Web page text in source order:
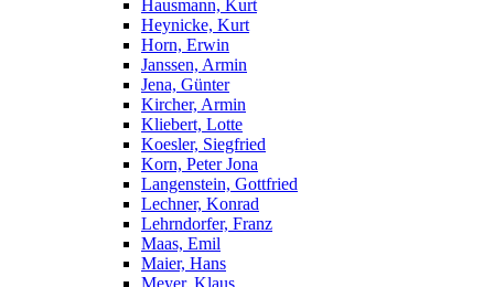
Hausmann, Kurt
Heynicke, Kurt
Horn, Erwin
Janssen, Armin
Jena, Günter
Kircher, Armin
Kliebert, Lotte
Koesler, Siegfried
Korn, Peter Jona
Langenstein, Gottfried
Lechner, Konrad
Lehrndorfer, Franz
Maas, Emil
Maier, Hans
Meyer, Klaus